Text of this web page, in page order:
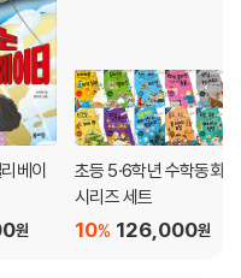
다고요?
속에서 살게 된다고요?
베이
원
초등 5·6학년 수학동화
시리즈 세트
126,000원
10%